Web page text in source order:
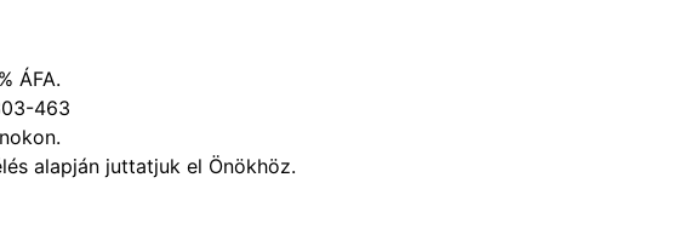
ÁFA.
463
alapján juttatjuk el Önökhöz.